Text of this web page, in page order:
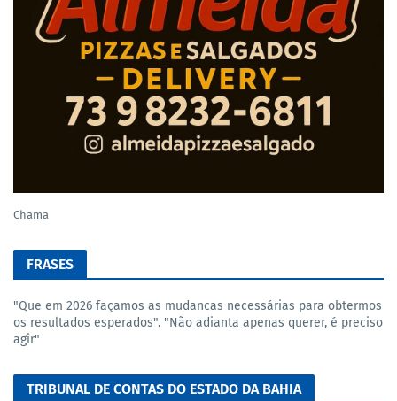
Chama
FRASES
"Que em 2026 façamos as mudancas necessárias para obtermos
os resultados esperados". "Não adianta apenas querer, é preciso
agir"
TRIBUNAL DE CONTAS DO ESTADO DA BAHIA